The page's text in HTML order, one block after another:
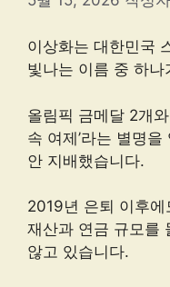
이상화는 대한민국
빛나는 이름 중 하나
올림픽 금메달 2개
속 여제’라는 별명
안 지배했습니다.
2019년 은퇴 이후
재산과 연금 규모를
않고 있습니다.